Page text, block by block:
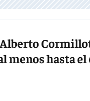
menos hasta el